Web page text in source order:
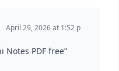
April 29, 2026 at 1:52 p
Notes PDF free”